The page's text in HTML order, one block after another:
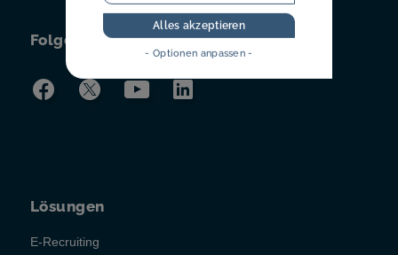
Folgen Sie uns!
Lösungen
E-Recruiting
Alles akzeptieren
- Optionen anpassen -